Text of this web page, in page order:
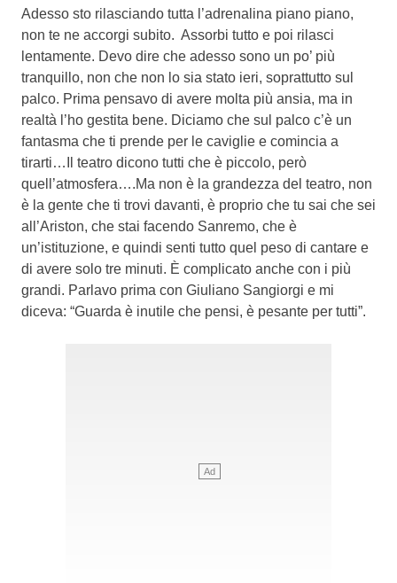
Adesso sto rilasciando tutta l’adrenalina piano piano,
non te ne accorgi subito. Assorbi tutto e poi rilasci
lentamente. Devo dire che adesso sono un po’ più
tranquillo, non che non lo sia stato ieri, soprattutto sul
palco. Prima pensavo di avere molta più ansia, ma in
realtà l’ho gestita bene. Diciamo che sul palco c’è un
fantasma che ti prende per le caviglie e comincia a
tirarti…Il teatro dicono tutti che è piccolo, però
quell’atmosfera….Ma non è la grandezza del teatro, non
è la gente che ti trovi davanti, è proprio che tu sai che sei
all’Ariston, che stai facendo Sanremo, che è
un’istituzione, e quindi senti tutto quel peso di cantare e
di avere solo tre minuti. È complicato anche con i più
grandi. Parlavo prima con Giuliano Sangiorgi e mi
diceva: “Guarda è inutile che pensi, è pesante per tutti”.